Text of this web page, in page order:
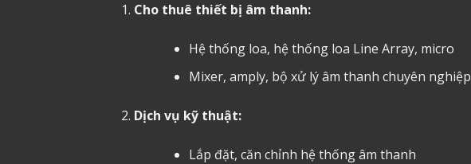
Cho thuê thiết bị âm thanh:
Hệ thống loa, hệ thống loa Line Array, micro
Mixer, amply, bộ xử lý âm thanh chuyên nghiệp
Dịch vụ kỹ thuật:
Lắp đặt, căn chỉnh hệ thống âm thanh